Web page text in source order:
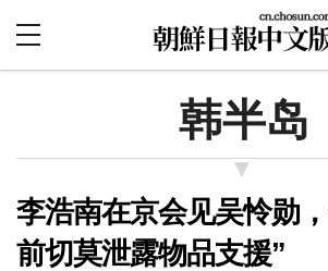
韩半岛
李浩南在京会见吴怜勋
前切莫泄露物品支援”